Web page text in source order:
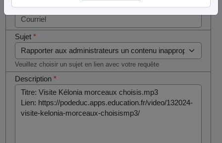
Courriel*
Sujet*
Veuillez choisir un sujet en lien avec votre requête
Description*